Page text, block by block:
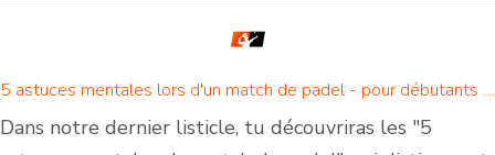
5 astuces mentales lors d'un match de padel - pour débutants et joueurs de padel confirmés
Dans notre dernier listicle, tu découvriras les "5